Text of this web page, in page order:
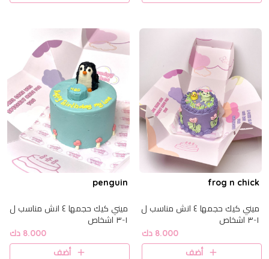
frog n chick
ميني كيك حجمها ٤ انش مناسب ل
١-٣ اشخاص
8.000 دك
أضف
penguin
ميني كيك حجمها ٤ انش مناسب ل
١-٣ اشخاص
8.000 دك
أضف